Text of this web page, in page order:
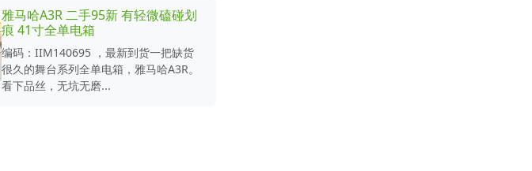
雅马哈A3R 二手95新 有轻微磕碰划
痕 41寸全单电箱
编码：IIM140695 ，最新到货一把缺货
很久的舞台系列全单电箱，雅马哈A3R。
看下品丝，无坑无磨...